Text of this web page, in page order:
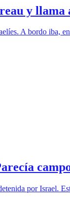
y
A bordo iba,
por Israel.